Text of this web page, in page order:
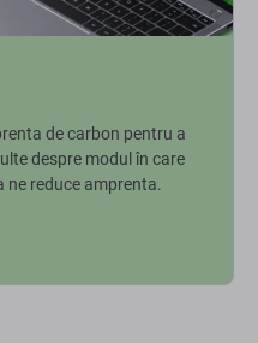
de carbon pentru a
despre modul în care
ne reduce amprenta.